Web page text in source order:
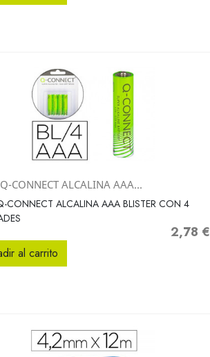
 Vista rápida
CONNECT ALCALINA AAA...
CONNECT ALCALINA AAA BLISTER CON 4
Precio
2,78 €
al carrito